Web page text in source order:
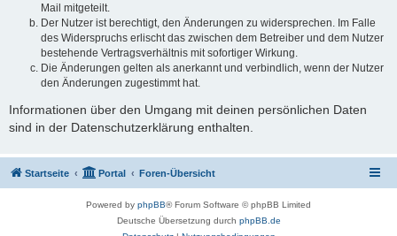
Mail mitgeteilt.
Der Nutzer ist berechtigt, den Änderungen zu widersprechen. Im Falle
des Widerspruchs erlischt das zwischen dem Betreiber und dem Nutzer
bestehende Vertragsverhältnis mit sofortiger Wirkung.
Die Änderungen gelten als anerkannt und verbindlich, wenn der Nutzer
den Änderungen zugestimmt hat.
Informationen über den Umgang mit deinen persönlichen Daten
sind in der Datenschutzerklärung enthalten.
Startseite Portal Foren-Übersicht
Powered by phpBB® Forum Software © phpBB Limited
Deutsche Übersetzung durch phpBB.de